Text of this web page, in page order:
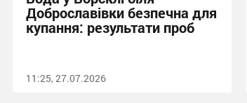
Доброславівки безпечна для
купання: результати проб
11:25, 27.07.2026